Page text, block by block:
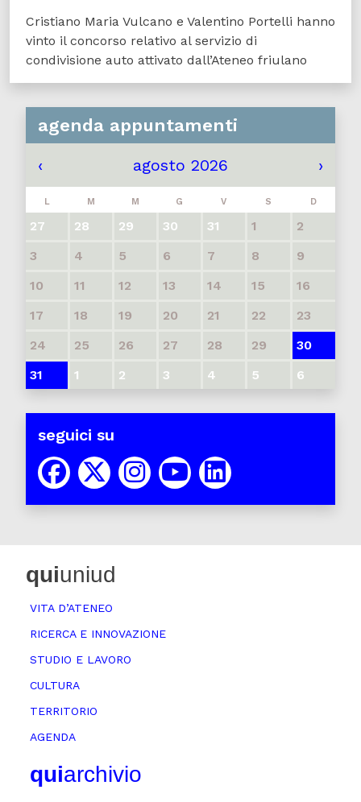
Cristiano Maria Vulcano e Valentino Portelli hanno
vinto il concorso relativo al servizio di
condivisione auto attivato dall’Ateneo friulano
agenda appuntamenti
‹ agosto 2026 ›
L M M G V S D
27 28 29 30 31 1
2
3
4 5 6 7 8
9
10
11 12 13 14 15
16
17
18 19 20 21 22
23
24
25 26 27 28 29
30
31
1 2 3 4 5 6
seguici su
quiuniud
VITA D’ATENEO
RICERCA E INNOVAZIONE
STUDIO E LAVORO
CULTURA
TERRITORIO
AGENDA
quiarchivio